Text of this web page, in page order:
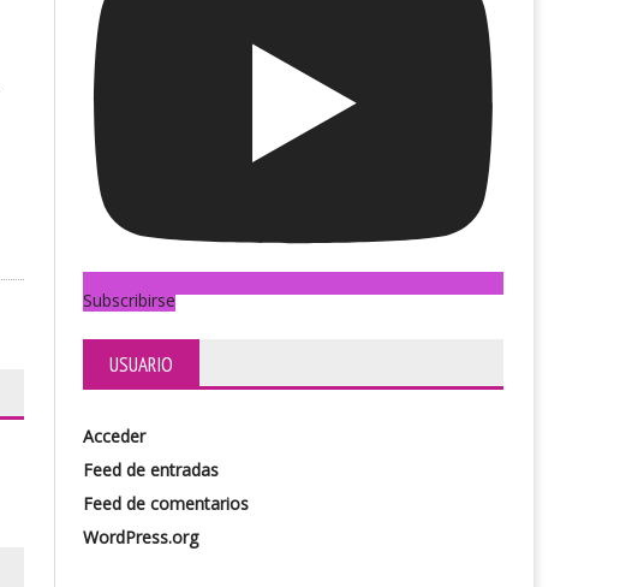
También vimos al hombre llegar a la luna
Subscribirse
USUARIO
Acceder
Feed de entradas
Feed de comentarios
WordPress.org